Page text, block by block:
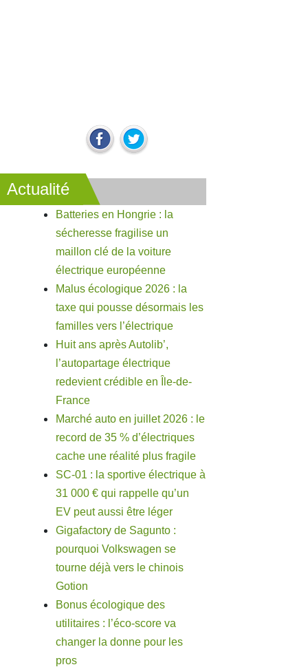
Actualité
Batteries en Hongrie : la
sécheresse fragilise un
maillon clé de la voiture
électrique européenne
Malus écologique 2026 : la
taxe qui pousse désormais les
familles vers l’électrique
Huit ans après Autolib’,
l’autopartage électrique
redevient crédible en Île-de-
France
Marché auto en juillet 2026 : le
record de 35 % d’électriques
cache une réalité plus fragile
SC-01 : la sportive électrique à
31 000 € qui rappelle qu’un
EV peut aussi être léger
Gigafactory de Sagunto :
pourquoi Volkswagen se
tourne déjà vers le chinois
Gotion
Bonus écologique des
utilitaires : l’éco-score va
changer la donne pour les
pros